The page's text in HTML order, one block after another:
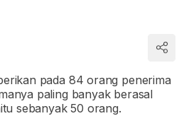
pada 84 orang penerima
paling banyak berasal
sebanyak 50 orang.